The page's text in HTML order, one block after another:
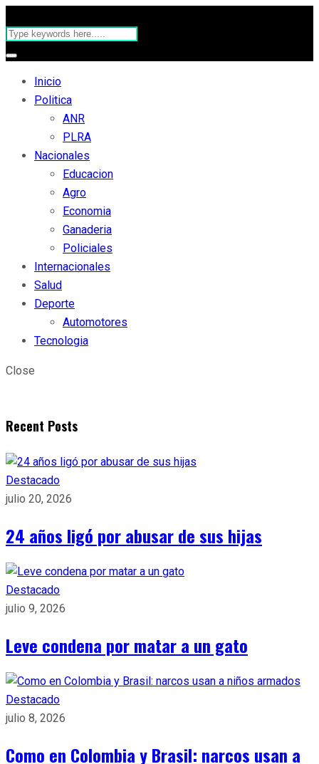
Inicio
Politica
ANR
PLRA
Nacionales
Educacion
Agro
Economia
Ganaderia
Policiales
Internacionales
Salud
Deporte
Automotores
Tecnologia
Close
Recent Posts
Destacado
julio 20, 2026
24 años ligó por abusar de sus hijas
Destacado
julio 9, 2026
Leve condena por matar a un gato
Destacado
julio 8, 2026
Como en Colombia y Brasil: narcos usan a